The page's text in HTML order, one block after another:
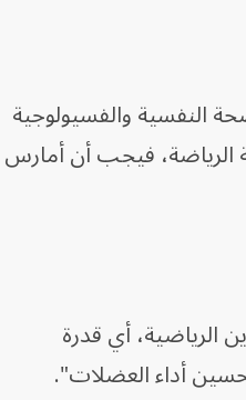
النفسية والفسيولوجية
الرياضة، فيجب أن أمارس
الرياضية، أي قدرة
أداء العضلات".